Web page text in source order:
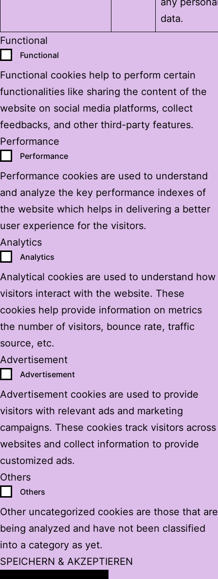
data.
Functional
Functional
Functional cookies help to perform certain
functionalities like sharing the content of the
website on social media platforms, collect
feedbacks, and other third-party features.
Performance
Performance
Performance cookies are used to understand
and analyze the key performance indexes of
the website which helps in delivering a better
user experience for the visitors.
Analytics
Analytics
Analytical cookies are used to understand how
visitors interact with the website. These
cookies help provide information on metrics
the number of visitors, bounce rate, traffic
source, etc.
Advertisement
Advertisement
Advertisement cookies are used to provide
visitors with relevant ads and marketing
campaigns. These cookies track visitors across
websites and collect information to provide
customized ads.
Others
Others
Other uncategorized cookies are those that are
being analyzed and have not been classified
into a category as yet.
SPEICHERN & AKZEPTIEREN